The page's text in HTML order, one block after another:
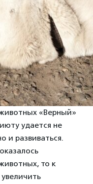
«Верный»
удается не
и развиваться.
то к
увеличить